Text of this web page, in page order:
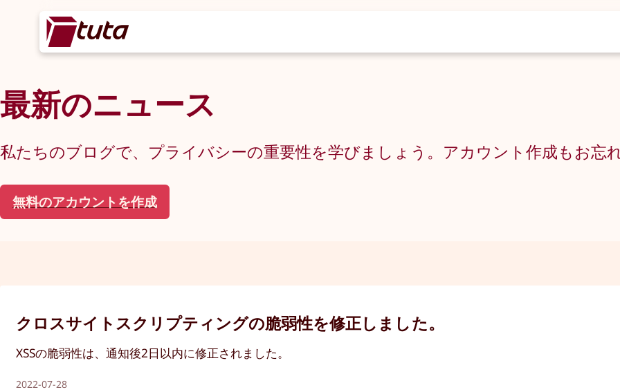
最新のニュース
私たちのブログで、プライバシーの重要性を学びましょう。アカウント作成もお忘
無料のアカウントを作成
クロスサイトスクリプティングの脆弱性を修正しました。
XSSの脆弱性は、通知後2日以内に修正されました。
2022-07-28